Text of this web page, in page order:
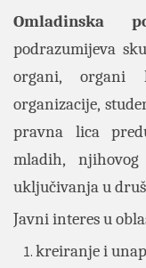
Omladinska
podrazumijeva
organi, organi
organizacije,
pravna lica
mladih,
uključivanja u
Javni interes u
kreiranje i